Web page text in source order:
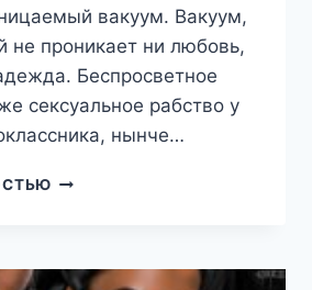
вакуум. Вакуум,
не проникает ни любовь,
Беспросветное
сексуальное рабство у
нынче…
РАСУЛ